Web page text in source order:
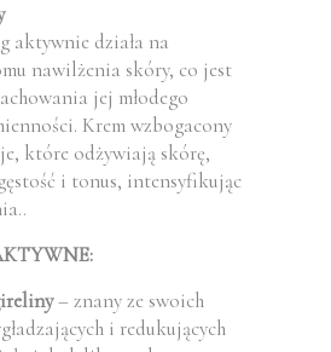
aktywnie działa na
nawilżenia skóry, co jest
jej młodego
Krem wzbogacony
które odżywiają skórę,
i tonus, intensyfikując
– znany ze swoich
i redukujących